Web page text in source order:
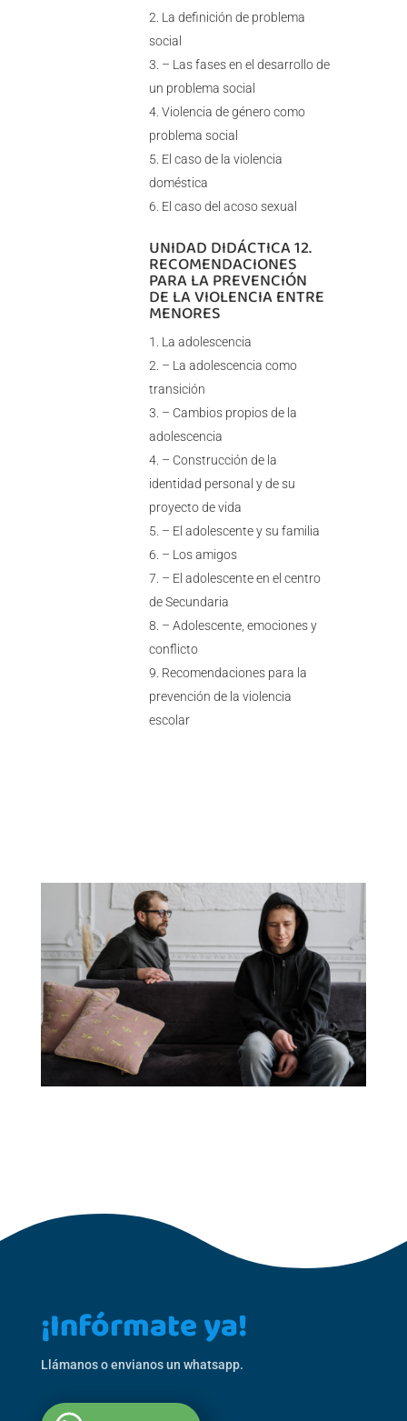
La definición de problema
social
– Las fases en el desarrollo de
un problema social
Violencia de género como
problema social
El caso de la violencia
doméstica
El caso del acoso sexual
UNIDAD DIDÁCTICA 12.
RECOMENDACIONES
PARA LA PREVENCIÓN
DE LA VIOLENCIA ENTRE
MENORES
La adolescencia
– La adolescencia como
transición
– Cambios propios de la
adolescencia
– Construcción de la
identidad personal y de su
proyecto de vida
– El adolescente y su familia
– Los amigos
– El adolescente en el centro
de Secundaria
– Adolescente, emociones y
conflicto
Recomendaciones para la
prevención de la violencia
escolar
¡Infórmate ya!
Llámanos o envianos un whatsapp.